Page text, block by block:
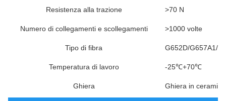
Resistenza alla trazione >70 N
Numero di collegamenti e scollegamenti >1000 volte
Tipo di fibra G652D/G657A1/
Temperatura di lavoro -25℃+70℃
Ghiera Ghiera in ceramica